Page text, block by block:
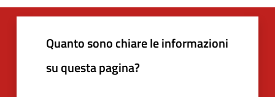
Quanto sono chiare le informazioni
su questa pagina?